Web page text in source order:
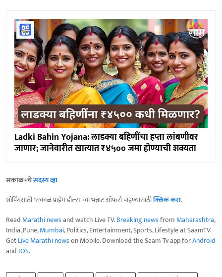
Ladki Bahin Yojana: लाडक्या बहि‍णींचा हप्ता लांबणीवर
जाणार; जानेवारीत खात्यात ₹४५०० जमा होण्याची शक्यता
सकाळ+चेसदस्य व्हा
शॉपिंगसाठी 'सकाळ प्राईम डील्स'च्या भन्नाट ऑफर्स पाहण्यासाठीक्लिक करा.
Read Marathi newsand watch Live TV.Breaking newsfrom Maharashtra,
India, Pune,Mumbai, Politics, Entertainment, Sports, Lifestyle at SaamTV.
GetLive Marathi newson Mobile. Download the Saam Tv app forAndroid
and IOS.